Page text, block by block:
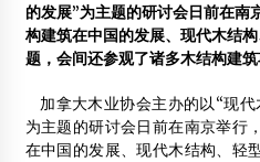
济南奥强商贸有限公司
2013年2月4日
2013年2月3日
韩国首尔Sang
的发展”为主题的研讨会日前在南
构建筑在中国的发展、现代木结
题，会间还参观了诸多木结构建筑
加拿大木业协会主办的以“现
为主题的研讨会日前在南京举行
在中国的发展、现代木结构、轻